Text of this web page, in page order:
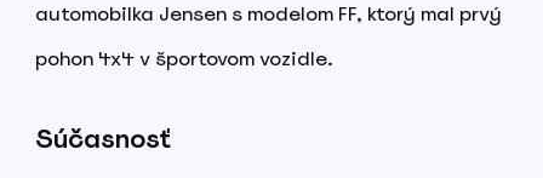
automobilka Jensen s modelom FF, ktorý mal prvý
pohon 4x4 v športovom vozidle.
Súčasnosť